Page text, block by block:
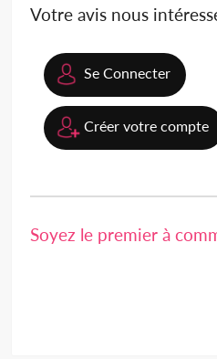
Votre avis nous
Se Connecter
Créer votre compte
Soyez le premier à